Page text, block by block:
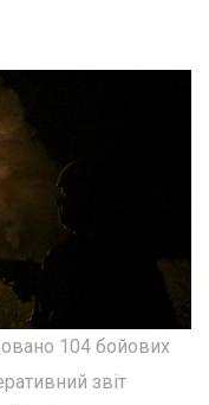
104 бойових
звіт